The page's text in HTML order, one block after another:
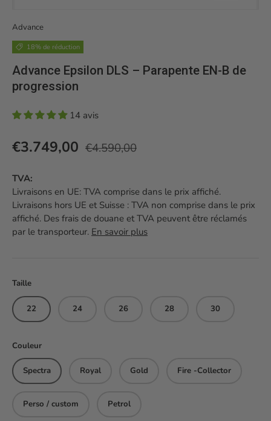
Advance
18% de réduction
Advance Epsilon DLS – Parapente EN-B de
progression
14 avis
Prix soldé
€3.749,00 Prix habituel
€4.590,00
TVA:
Livraisons en UE: TVA comprise dans le prix affiché.
Livraisons hors UE et Suisse : TVA non comprise dans le prix
affiché. Des frais de douane et TVA peuvent être réclamés
par le transporteur. En savoir plus
Taille
22 24 26 28 30
Couleur
Spectra Royal Gold Fire -Collector
Perso / custom Petrol